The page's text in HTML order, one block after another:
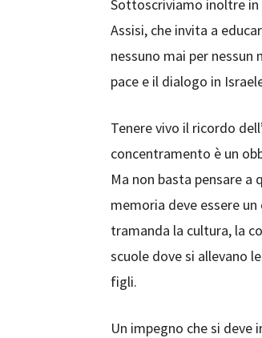
Sottoscriviamo inoltre in
Assisi, che invita a
nessuno mai per nessun
pace e il dialogo in
Tenere vivo il ricordo
concentramento è un
Ma non basta pensare a
memoria deve essere
tramanda la cultura, la
scuole dove si allevano
figli.
Un impegno che si deve